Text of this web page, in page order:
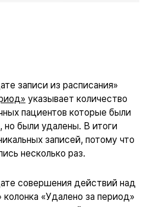
записи из расписания»
указывает количество
пациентов которые были
но были удалены. В итоги
записей, потому что
несколько раз.
совершения действий над
«Удалено за период»